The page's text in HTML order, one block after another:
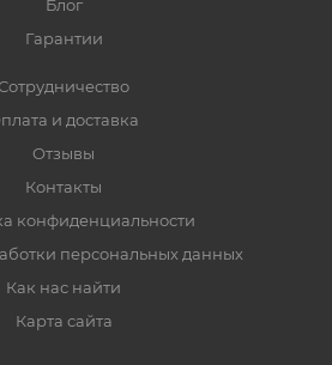
Блог
Гарантии
Сотрудничество
и доставка
Отзывы
Контакты
конфиденциальности
персональных данных
Как нас найти
Карта сайта